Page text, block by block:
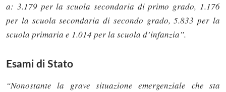
a: 3.179 per la scuola secondaria di primo grado, 1.176
per la scuola secondaria di secondo grado, 5.833 per la
scuola primaria e 1.014 per la scuola d’infanzia”.
Esami di Stato
“Nonostante la grave situazione emergenziale che sta